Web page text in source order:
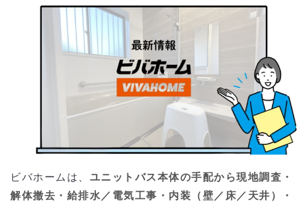
ビバホームは、 ユニットバス本体の手配から現地調査・
解体撤去・給排水／電気工事・内装（壁／床／天井）・